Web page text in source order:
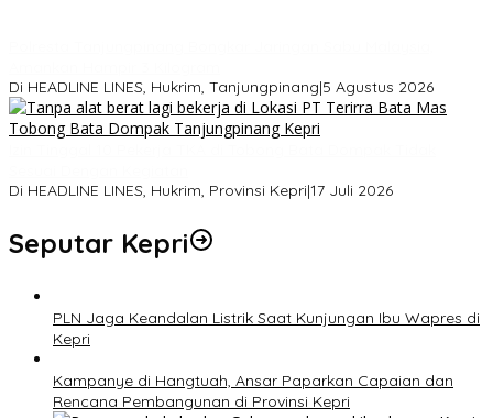
Di HEADLINE LINES, Hukrim, Tanjungpinang|5 Agustus 2026
Di HEADLINE LINES, Hukrim, Provinsi Kepri|17 Juli 2026
Seputar Kepri
PLN Jaga Keandalan Listrik Saat Kunjungan Ibu Wapres di
Kepri
Kampanye di Hangtuah, Ansar Paparkan Capaian dan
Rencana Pembangunan di Provinsi Kepri